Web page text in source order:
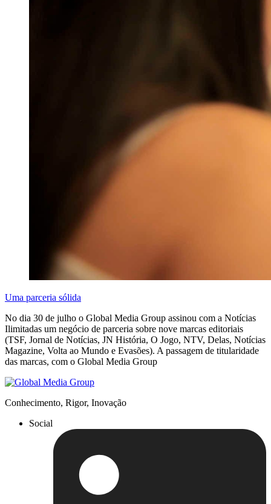
Uma parceria sólida
No dia 30 de julho o Global Media Group assinou com a Notícias
Ilimitadas um negócio de parceria sobre nove marcas editoriais
(TSF, Jornal de Notícias, JN História, O Jogo, NTV, Delas, Notícias
Magazine, Volta ao Mundo e Evasões). A passagem de titularidade
das marcas, com o Global Media Group
Conhecimento, Rigor, Inovação
Social